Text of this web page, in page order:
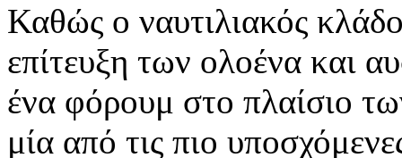
Καθώς ο ναυτιλιακός
επίτευξη των ολοένα και
ένα φόρουμ στο πλαίσιο
μία από τις πιο